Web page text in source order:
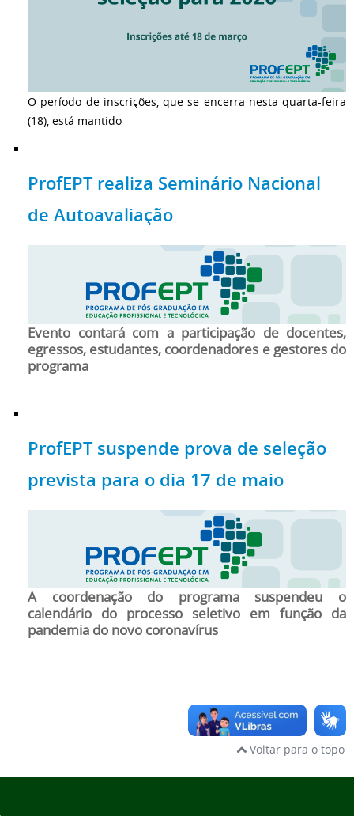
O período de inscrições, que se encerra nesta quarta-feira
(18), está mantido
ProfEPT realiza Seminário Nacional
de Autoavaliação
Evento contará com a participação de docentes,
egressos, estudantes, coordenadores e gestores do
programa
ProfEPT suspende prova de seleção
prevista para o dia 17 de maio
A coordenação do programa suspendeu o
calendário do processo seletivo em função da
pandemia do novo coronavírus
Voltar para o topo